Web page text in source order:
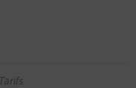
Tarifs